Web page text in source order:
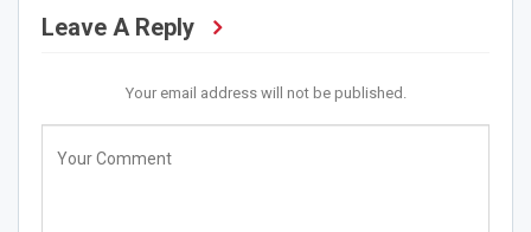
Leave A Reply
Your email address will not be published.